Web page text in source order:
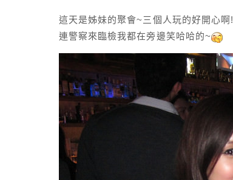
這天是姊妹的聚會~三個人玩的好開心啊!
連警察來臨檢我都在旁邊笑哈哈的~